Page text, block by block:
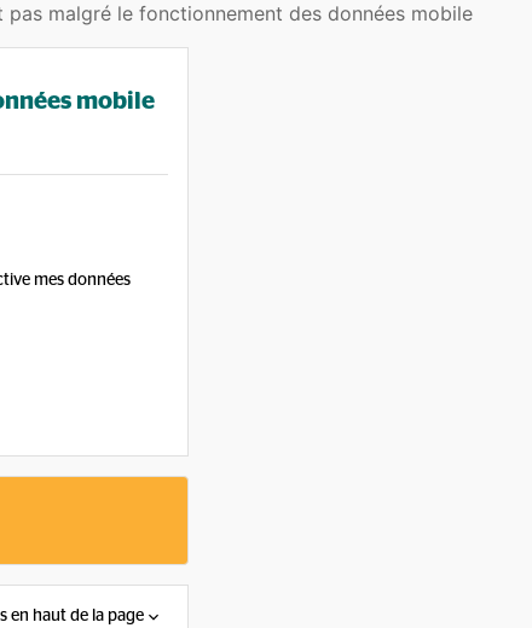
pas malgré le fonctionnement des données mobile
mobile
mes données
en haut de la page